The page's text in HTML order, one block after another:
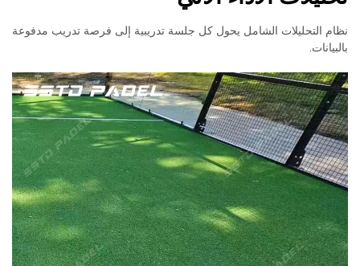
نظام التحليلات الشامل يحول كل جلسة تدريبية إلى فرصة تدريب مدفوعة
بالبيانات.